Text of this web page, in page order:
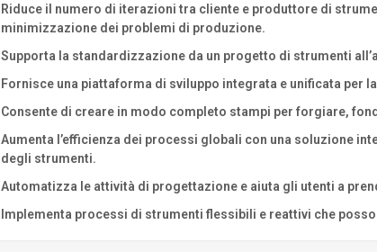
Riduce il numero di iterazioni tra cliente e produttore di
minimizzazione dei problemi di produzione.
Supporta la standardizzazione da un progetto di strumenti
Fornisce una piattaforma di sviluppo integrata e unificata per
Consente di creare in modo completo stampi per forgiare,
Aumenta l’efficienza dei processi globali con una soluzione
degli strumenti.
Automatizza le attività di progettazione e aiuta gli utenti a
Implementa processi di strumenti flessibili e reattivi che